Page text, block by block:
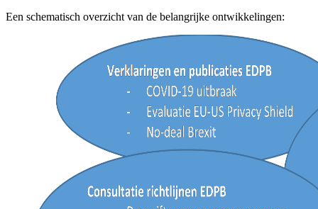
Een schematisch overzicht van de belangrijke ontwikkelingen: